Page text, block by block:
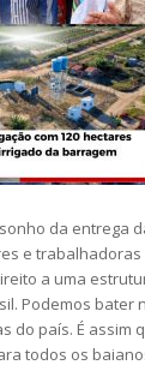
da entrega
e
a uma
Podemos bater
do país. É
todos os